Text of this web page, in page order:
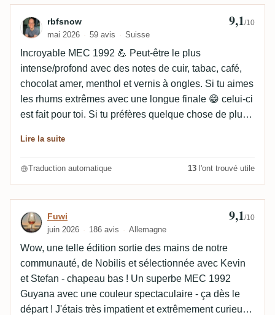
Avis de rbfsnow
rbfsnow
mai 2026 59 avis Suisse
9,1/10
Incroyable MEC 1992 💪 Peut-être le plus
intense/profond avec des notes de cuir, tabac, café,
chocolat amer, menthol et vernis à ongles. Si tu aimes
les rhums extrêmes avec une longue finale 😁 celui-ci
est fait pour toi. Si tu préfères quelque chose de plus
J'aime les deux 🤩
Lire la suite
Traduction automatique 13 l'ont trouvé utile
Avis de Fuwi
Fuwi
juin 2026 186 avis Allemagne
9,1/10
Wow, une telle édition sortie des mains de notre
communauté, de Nobilis et sélectionnée avec Kevin
et Stefan - chapeau bas ! Un superbe MEC 1992
Guyana avec une couleur spectaculaire - ça dès le
départ ! J'étais très impatient et extrêmement curieux,